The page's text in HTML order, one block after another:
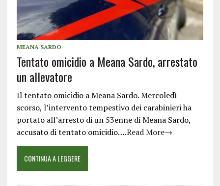
MEANA SARDO
Tentato omicidio a Meana Sardo, arrestato
un allevatore
Il tentato omicidio a Meana Sardo. Mercoledì
scorso, l’intervento tempestivo dei carabinieri ha
portato all’arresto di un 53enne di Meana Sardo,
accusato di tentato omicidio….Read More→
CONTINUA A LEGGERE